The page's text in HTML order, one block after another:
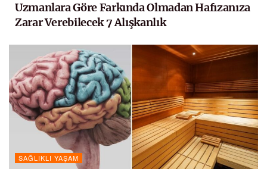
Uzmanlara Göre Farkında Olmadan Hafızanıza
Zarar Verebilecek 7 Alışkanlık
SAĞLIKLI YAŞAM